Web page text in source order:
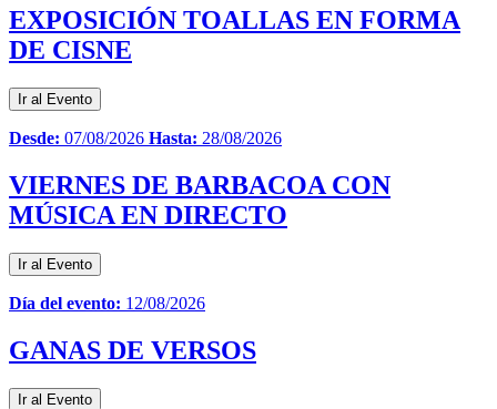
EXPOSICIÓN TOALLAS EN FORMA
DE CISNE
Ir al Evento
Desde: 07/08/2026 Hasta: 28/08/2026
VIERNES DE BARBACOA CON
MÚSICA EN DIRECTO
Ir al Evento
Día del evento: 12/08/2026
GANAS DE VERSOS
Ir al Evento